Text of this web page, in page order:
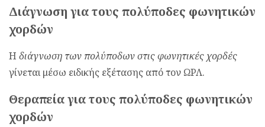
Διάγνωση για τους πολύποδες φωνητικών
χορδών
Η διάγνωση των πολύποδων στις φωνητικές χορδές
γίνεται μέσω ειδικής εξέτασης από τον ΩΡΛ.
Θεραπεία για τους πολύποδες φωνητικών
χορδών